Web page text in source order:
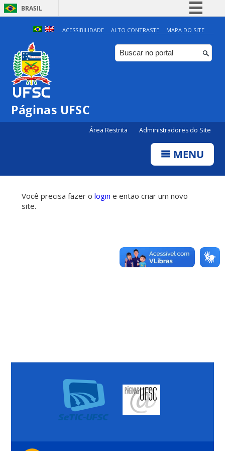
BRASIL
Simplifique!
Comunica BR
Participe
ACESSIBILIDADE ALTO CONTRASTE MAPA DO SITE
Páginas UFSC
Área Restrita Administradores do Site
MENU
Você precisa fazer o login e então criar um novo
site.